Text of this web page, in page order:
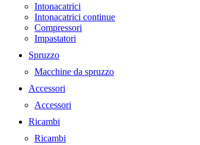
Intonacatrici
Intonacatrici continue
Compressori
Impastatori
Spruzzo
Macchine da spruzzo
Accessori
Accessori
Ricambi
Ricambi